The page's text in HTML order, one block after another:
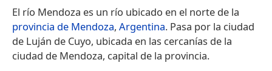
El río Mendoza es un río ubicado en el norte de la
provincia de Mendoza, Argentina. Pasa por la ciudad
de Luján de Cuyo, ubicada en las cercanías de la
ciudad de Mendoza, capital de la provincia.